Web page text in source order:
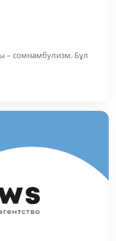
– сомнамбулизм. Бұл